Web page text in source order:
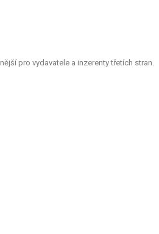
pro vydavatele a inzerenty třetích stran.